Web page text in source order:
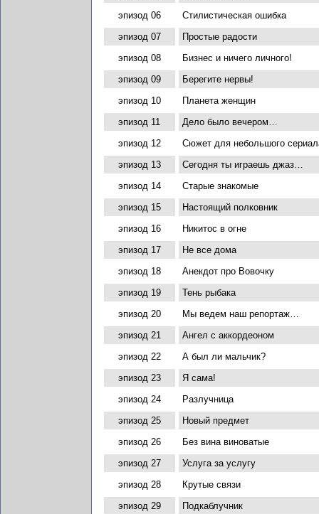
эпизод 06
Стилистическая ошибка
эпизод 07
Простые радости
эпизод 08
Бизнес и ничего личного!
эпизод 09
Берегите нервы!
эпизод 10
Планета женщин
эпизод 11
Дело было вечером…
эпизод 12
Сюжет для небольшого
эпизод 13
Сегодня ты играешь джаз…
эпизод 14
Старые знакомые
эпизод 15
Настоящий полковник
эпизод 16
Никитос в огне
эпизод 17
Не все дома
эпизод 18
Анекдот про Вовочку
эпизод 19
Тень рыбака
эпизод 20
Мы ведем наш репортаж…
эпизод 21
Ангел с аккордеоном
эпизод 22
А был ли мальчик?
эпизод 23
Я сама!
эпизод 24
Разлучница
эпизод 25
Новый предмет
эпизод 26
Без вина виноватые
эпизод 27
Услуга за услугу
эпизод 28
Крутые связи
эпизод 29
Подкаблучник